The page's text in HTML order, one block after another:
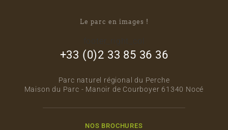
Le parc en images !
+33 (0)2 33 85 36 36
Parc naturel régional du Perche
Maison du Parc - Manoir de Courboyer 61340 Nocé
NOS BROCHURES